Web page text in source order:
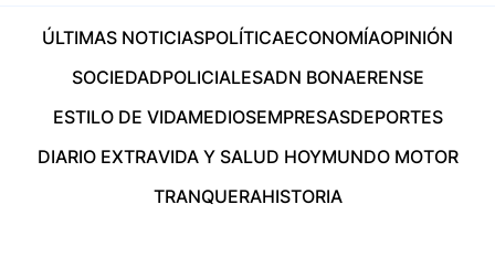
ÚLTIMAS NOTICIASPOLÍTICAECONOMÍAOPINIÓN
SOCIEDADPOLICIALESADN BONAERENSE
ESTILO DE VIDAMEDIOSEMPRESASDEPORTES
DIARIO EXTRAVIDA Y SALUD HOYMUNDO MOTOR
TRANQUERAHISTORIA